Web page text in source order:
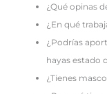
¿Qué opinas
¿En qué
¿Podrías
hayas estado
¿Tienes